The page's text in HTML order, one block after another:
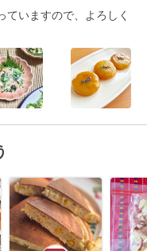
ていますので、よろしく